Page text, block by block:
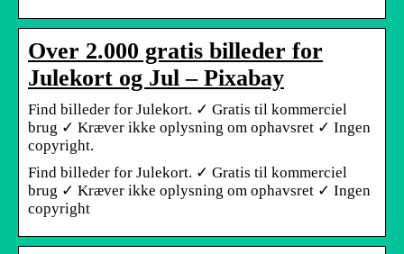
Over 2.000 gratis billeder for
Julekort og Jul – Pixabay
Find billeder for Julekort. ✓ Gratis til kommerciel
brug ✓ Kræver ikke oplysning om ophavsret ✓ Ingen
copyright.
Find billeder for Julekort. ✓ Gratis til kommerciel
brug ✓ Kræver ikke oplysning om ophavsret ✓ Ingen
copyright